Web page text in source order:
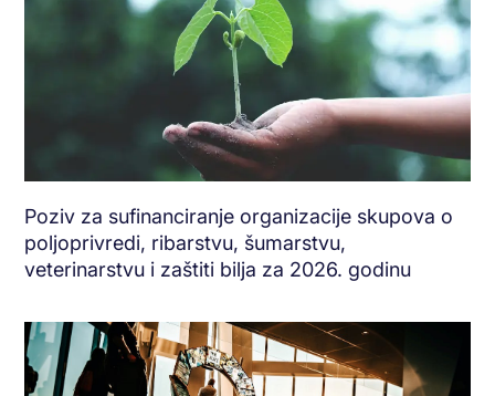
Poziv za sufinanciranje organizacije skupova o
poljoprivredi, ribarstvu, šumarstvu,
veterinarstvu i zaštiti bilja za 2026. godinu